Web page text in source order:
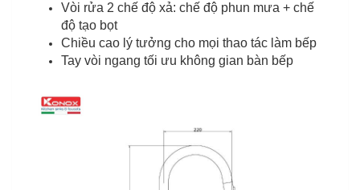
Vòi rửa 2 chế độ xả: chế độ phun mưa + chế
độ tạo bọt
Chiều cao lý tưởng cho mọi thao tác làm bếp
Tay vòi ngang tối ưu không gian bàn bếp